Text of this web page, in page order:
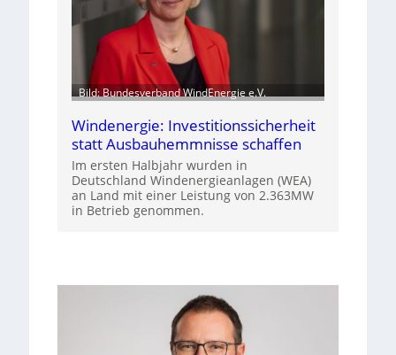
Bild: Bundesverband WindEnergie e.V.
Windenergie: Investitionssicherheit
statt Ausbauhemmnisse schaffen
Im ersten Halbjahr wurden in
Deutschland Windenergieanlagen (WEA)
an Land mit einer Leistung von 2.363MW
in Betrieb genommen.